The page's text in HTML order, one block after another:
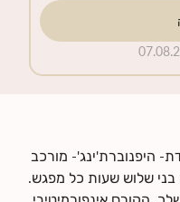
היפנוברת'ינג'- מורכב
שלוש שעות כל מפגש.